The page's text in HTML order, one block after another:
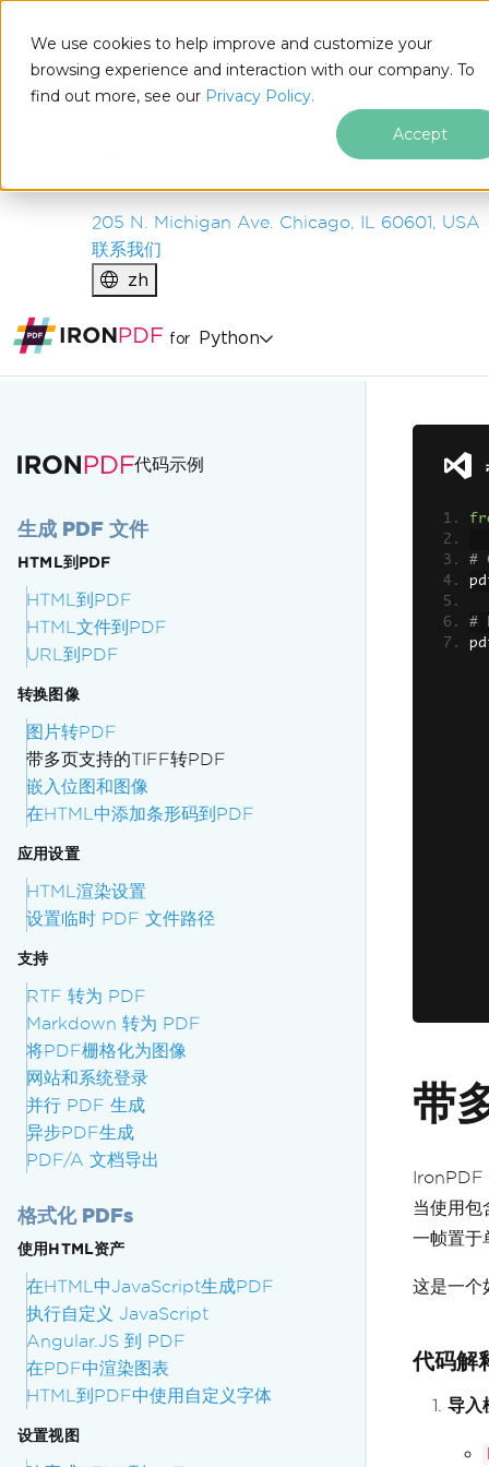
We use cookies to help improve and customize your
browsing experience and interaction with our company. To
find out more, see our Privacy Policy.
Accept
IRONSOFTWARE
产品
企业
205 N. Michigan Ave. Chicago, IL 60601, USA
联系我们
zh
for Python
代码示例
生成 PDF 文件
HTML到PDF
HTML到PDF
HTML文件到PDF
URL到PDF
转换图像
图片转PDF
带多页支持的TIFF转PDF
嵌入位图和图像
在HTML中添加条形码到PDF
应用设置
HTML渲染设置
设置临时 PDF 文件路径
支持
RTF 转为 PDF
Markdown 转为 PDF
将PDF栅格化为图像
网站和系统登录
并行 PDF 生成
异步PDF生成
PDF/A 文档导出
格式化 PDFs
使用HTML资产
在HTML中JavaScript生成PDF
执行自定义 JavaScript
Angular.JS 到 PDF
在PDF中渲染图表
HTML到PDF中使用自定义字体
设置视图
#
#
带
当使用包
一帧置于
这是一个
代码解
导入